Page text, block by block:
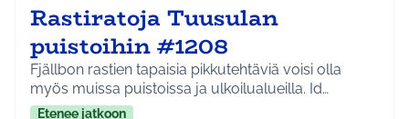
Rastiratoja Tuusulan
puistoihin #1208
Fjällbon rastien tapaisia pikkutehtäviä voisi olla
myös muissa puistoissa ja ulkoilualueilla. Id…
Etenee jatkoon